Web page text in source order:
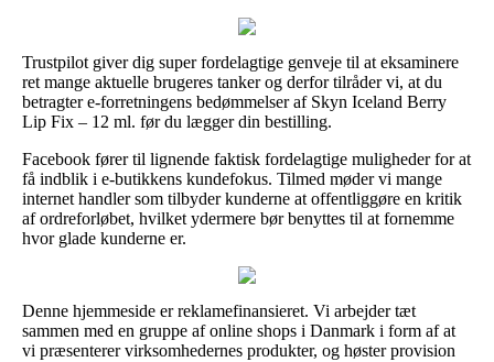
Trustpilot giver dig super fordelagtige genveje til at eksaminere
ret mange aktuelle brugeres tanker og derfor tilråder vi, at du
betragter e-forretningens bedømmelser af Skyn Iceland Berry
Lip Fix – 12 ml. før du lægger din bestilling.
Facebook fører til lignende faktisk fordelagtige muligheder for at
få indblik i e-butikkens kundefokus. Tilmed møder vi mange
internet handler som tilbyder kunderne at offentliggøre en kritik
af ordreforløbet, hvilket ydermere bør benyttes til at fornemme
hvor glade kunderne er.
Denne hjemmeside er reklamefinansieret. Vi arbejder tæt
sammen med en gruppe af online shops i Danmark i form af at
vi præsenterer virksomhedernes produkter, og høster provision